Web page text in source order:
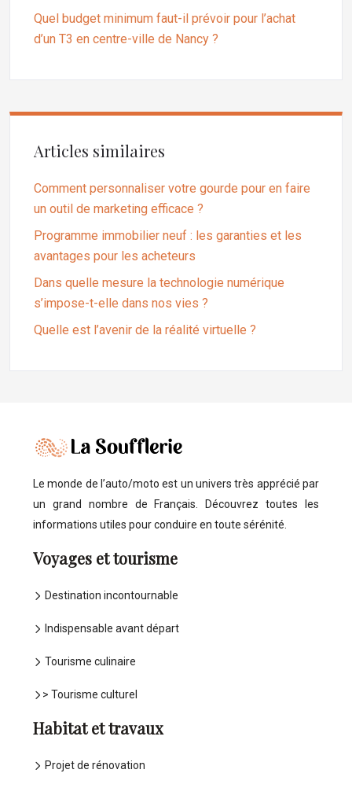
Quel budget minimum faut-il prévoir pour l’achat
d’un T3 en centre-ville de Nancy ?
Articles similaires
Comment personnaliser votre gourde pour en faire
un outil de marketing efficace ?
Programme immobilier neuf : les garanties et les
avantages pour les acheteurs
Dans quelle mesure la technologie numérique
s’impose-t-elle dans nos vies ?
Quelle est l’avenir de la réalité virtuelle ?
Le monde de l’auto/moto est un univers très apprécié par
un grand nombre de Français. Découvrez toutes les
informations utiles pour conduire en toute sérénité.
Voyages et tourisme
Destination incontournable
Indispensable avant départ
Tourisme culinaire
> Tourisme culturel
Habitat et travaux
Projet de rénovation